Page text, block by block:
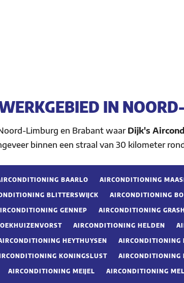
IN
Limburg en Brabant waar Dijk's
binnen een straal van 30 kilometer
BAARLO AIRCONDITIONING
BLITTERSWIJCK AIRCONDITIONING
GENNEP AIRCONDITIONING
AIRCONDITIONING HELDEN
HEYTHUYSEN AIRCONDITIONING
KONINGSLUST AIRCONDITIONING
AIRCONDITIONING MEIJEL AIRCONDITIONING